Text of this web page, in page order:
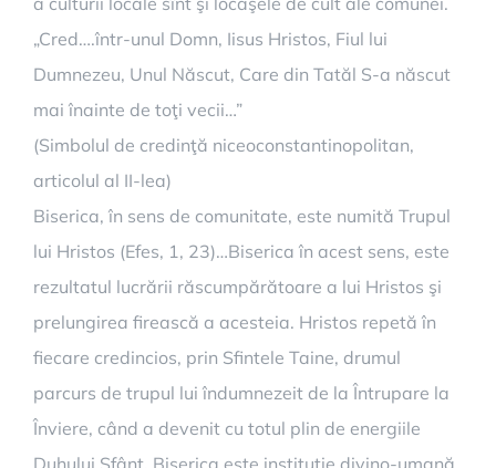
„Cred….într-unul Domn, Iisus Hristos, Fiul lui
Dumnezeu, Unul Născut, Care din Tatăl S-a născut
mai înainte de toţi vecii…”
(Simbolul de credinţă niceoconstantinopolitan,
articolul al II-lea)
Biserica, în sens de comunitate, este numită Trupul
lui Hristos (Efes, 1, 23)…Biserica în acest sens, este
rezultatul lucrării răscumpărătoare a lui Hristos şi
prelungirea firească a acesteia. Hristos repetă în
fiecare credincios, prin Sfintele Taine, drumul
parcurs de trupul lui îndumnezeit de la Întrupare la
Înviere, când a devenit cu totul plin de energiile
Duhului Sfânt. Biserica este instituţie divino-umană